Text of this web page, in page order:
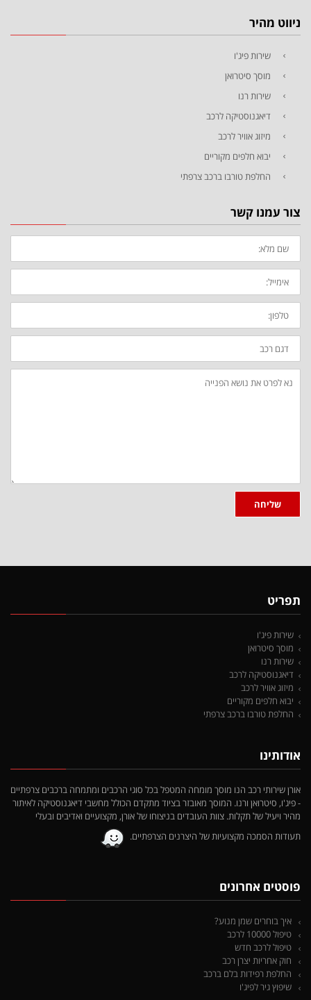
ניווט מהיר
שירות פיג'ו
מוסך סיטרואן
שירות רנו
דיאגנוסטיקה לרכב
מיזוג אוויר לרכב
יבוא חלפים מקוריים
החלפת טורבו ברכב צרפתי
צור עמנו קשר
שם
מלא:
אימייל:
טלפון:
דגם
רכב:
ההודעה
שלך:
שליחה
תפריט
שירות פיג'ו
מוסך סיטרואן
שירות רנו
דיאגנוסטיקה לרכב
מיזוג אוויר לרכב
יבוא חלפים מקוריים
החלפת טורבו ברכב צרפתי
אודותינו
אורן שירותי רכב הנו מוסך מומחה המטפל בכל סוגי הרכבים ומתמחה ברכבים צרפתיים
- פיג'ו, סיטרואן ורנו. המוסך מאובזר בציוד מתקדם הכולל מחשבי דיאגנוסטיקה לאיתור
מהיר ויעיל של תקלות. צוות העובדים בניצוחו של אורן, מקצועיים ואדיבים ובעלי
תעודות הסמכה מקצועיות של היצרנים הצרפתיים.
פוסטים אחרונים
איך בוחרים שמן מנוע?
טיפול 10000 לרכב
טיפול לרכב חדש
חוק אחריות יצרן רכב
החלפת רפידות בלם ברכב
שיפוץ גיר לפיג'ו